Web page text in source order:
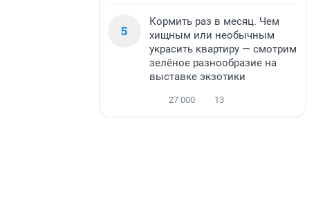
5
Кормить раз в месяц. Чем
хищным или необычным
украсить квартиру — смотрим
зелёное разнообразие на
выставке экзотики
27 000 13